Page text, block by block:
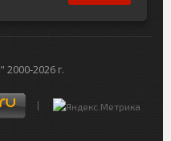
2026 г.